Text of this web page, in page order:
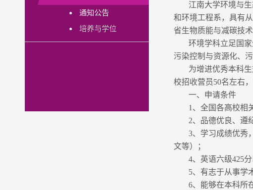
通知公告
培养与学位
江南大学环境与
和环境工程系，具有
省生物质能与减碳技
环境学科立足国
污染控制与资源化、
为增进优秀本科
校招收营员50名左右
一、申请条件
1、全国各高校相
2、品德优良、遵
3、学习成绩优秀
文等）；
4、英语六级425
5、有志于从事学
6、能够在本科所